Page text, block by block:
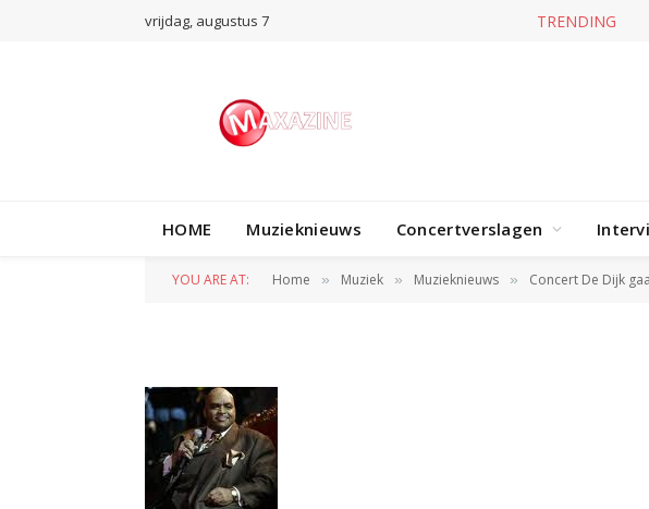
vrijdag, augustus 7 TRENDING
HOME Muzieknieuws Concertverslagen
YOU ARE AT: Home » Muziek » Muzieknieuws » Concert De Dijk
solomon burke